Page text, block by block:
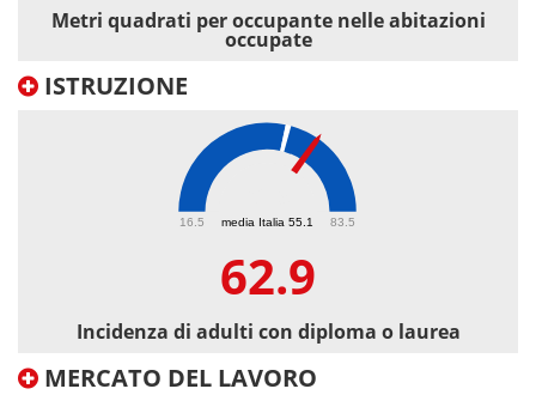
Metri quadrati per occupante nelle abitazioni
occupate
ISTRUZIONE
media Italia 55.1
16.5 83.5
62.9
Incidenza di adulti con diploma o laurea
MERCATO DEL LAVORO